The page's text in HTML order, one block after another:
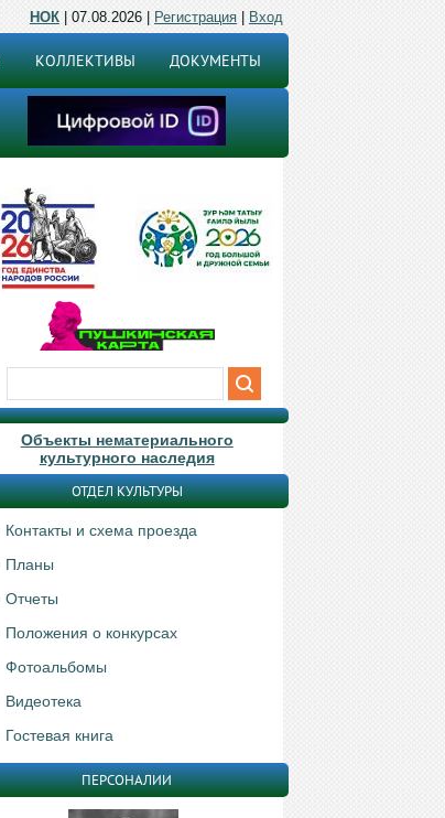
НОК | 07.08.2026 | Регистрация Вход
КОЛЛЕКТИВЫ ДОКУМЕНТЫ
Объекты нематериального
культурного наследия
ОТДЕЛ КУЛЬТУРЫ
Контакты и схема проезда
Планы
Отчеты
Положения о конкурсах
Фотоальбомы
Видеотека
Гостевая книга
ПЕРСОНАЛИИ